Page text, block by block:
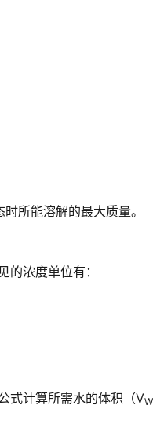
所能溶解的最大质量。
浓度单位有：
式计算所需水的体积（VW